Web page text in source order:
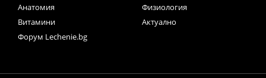
Анатомия
Физиология
Витамини
Актуално
Форум Lechenie.bg